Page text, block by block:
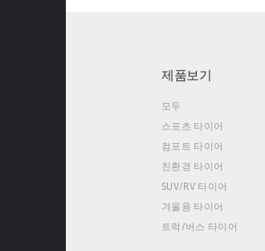
제품보기
모두
스포츠 타이어
컴포트 타이어
친환경 타이어
SUV/RV 타이어
겨울용 타이어
트럭/버스 타이어